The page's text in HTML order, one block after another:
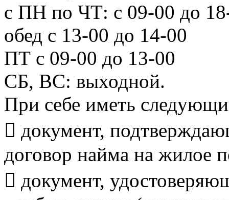
с ПН по ЧТ: с 09-00 до
обед с 13-00 до 14-00
ПТ с 09-00 до 13-00
СБ, ВС: выходной.
При себе иметь
 документ,
договор найма на жилое
 документ,